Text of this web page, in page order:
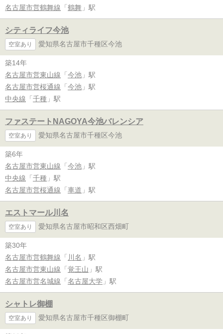
名古屋市営鶴舞線 「 鶴舞 」駅
シティライフ今池
空室あり 愛知県名古屋市千種区今池
築14年
名古屋市営東山線 「 今池 」駅
名古屋市営桜通線 「 今池 」駅
中央線 「 千種 」駅
ファステートNAGOYA今池バレンシア
空室あり 愛知県名古屋市千種区今池
築6年
名古屋市営東山線 「 今池 」駅
中央線 「 千種 」駅
名古屋市営桜通線 「 車道 」駅
エストマール川名
空室あり 愛知県名古屋市昭和区西畑町
築30年
名古屋市営鶴舞線 「 川名 」駅
名古屋市営東山線 「 覚王山 」駅
名古屋市営名城線 「 名古屋大学 」駅
シャトレ御棚
空室あり 愛知県名古屋市千種区御棚町